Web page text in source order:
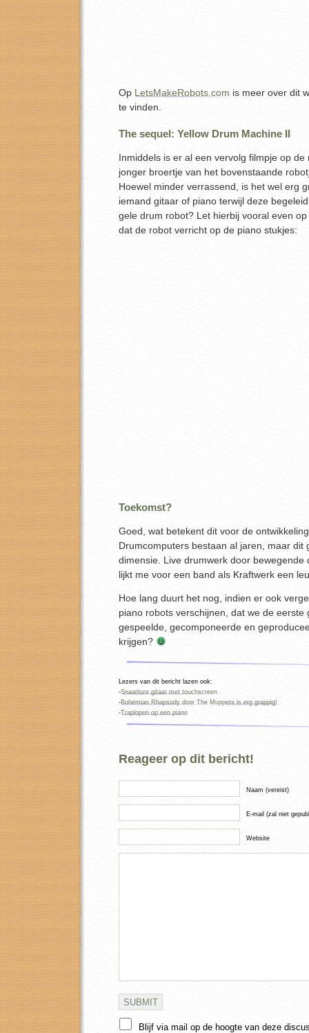
Op LetsMakeRobots.com is meer over dit
te vinden.
The sequel: Yellow Drum Machine II
Inmiddels is er al een vervolg filmpje op
jonger broertje van het bovenstaande
Hoewel minder verrassend, is het wel erg
iemand gitaar of piano terwijl deze
gele drum robot? Let hierbij vooral even
dat de robot verricht op de piano stukjes:
Toekomst?
Goed, wat betekent dit voor de
Drumcomputers bestaan al jaren, maar dit
dimensie. Live drumwerk door bewegende
lijkt me voor een band als Kraftwerk een
Hoe lang duurt het nog, indien er ook
piano robots verschijnen, dat we de eerste
gespeelde, gecomponeerde en
krijgen?
Lezers van dit bericht lazen ook:
-Snaarloze gitaar met touchscreen
-Bohemian Rhapsody door The Muppets is erg grappig!
-Traplopen op een piano
Reageer op dit bericht!
Naam (vereist)
E-mail (zal niet
Website
Blijf via mail op de hoogte van deze